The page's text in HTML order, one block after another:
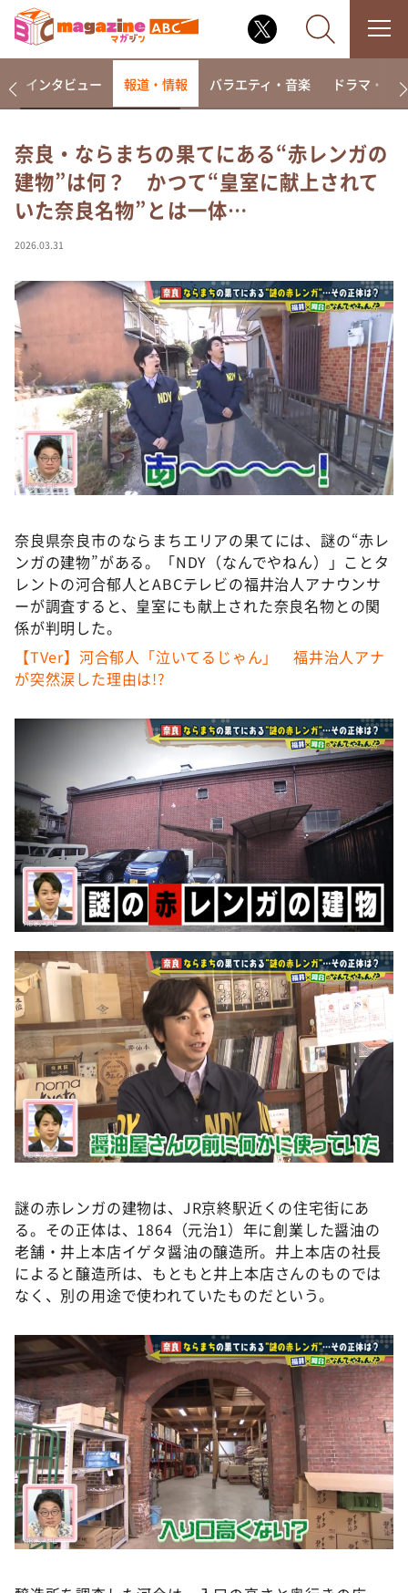
なるみ・岡村の過ぎるTV
相席食堂
これ余談なんですけど・・・
て真剣です
探偵！ナイトスクープ
news おかえり
河合＆A.B.C-Z塚田×福井アナ「なんでやねん！？」
（news おかえり）
DAIGOも台所 ～きょうの献立 何にする？～
本日はダイアンなり！シーズン２
朝だ！生です旅サラダ
ＬＩＦＥ～夢のカタチ～
新婚さんいらっしゃい！
ポツンと一軒家
ザキ山小屋本館
ぺこぱのまるスポ
インタビュー 報道・情報 バラエティ・音楽 ドラマ・映画
奈良・ならまちの果てにある“赤レンガの
建物”は何？ かつて“皇室に献上されて
いた奈良名物”とは一体…
2026.03.31
奈良県奈良市のならまちエリアの果てには、謎の“赤レ
ンガの建物”がある。「NDY（なんでやねん）」ことタ
レントの河合郁人とABCテレビの福井治人アナウンサ
ーが調査すると、皇室にも献上された奈良名物との関
係が判明した。
【TVer】河合郁人「泣いてるじゃん」 福井治人アナ
が突然涙した理由は!?
謎の赤レンガの建物は、JR京終駅近くの住宅街にあ
る。その正体は、1864（元治1）年に創業した醤油の
老舗・井上本店イゲタ醤油の醸造所。井上本店の社長
によると醸造所は、もともと井上本店さんのものでは
なく、別の用途で使われていたものだという。